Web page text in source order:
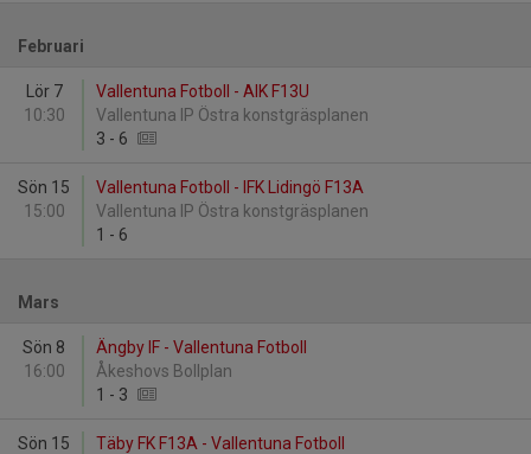
Februari
Lör 7
10:30
Vallentuna Fotboll - AIK F13U
Vallentuna IP Östra konstgräsplanen
3 - 6
Sön 15
15:00
Vallentuna Fotboll - IFK Lidingö F13A
Vallentuna IP Östra konstgräsplanen
1 - 6
Mars
Sön 8
16:00
Ängby IF - Vallentuna Fotboll
Åkeshovs Bollplan
1 - 3
Sön 15
Täby FK F13A - Vallentuna Fotboll